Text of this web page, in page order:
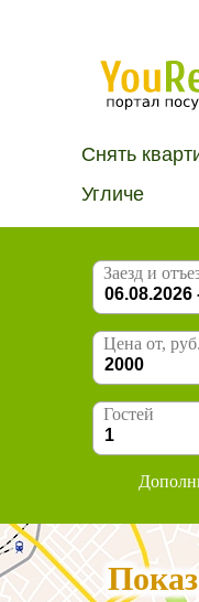
Снять
Угличе
Заезд и
Цена от, руб.
Гостей